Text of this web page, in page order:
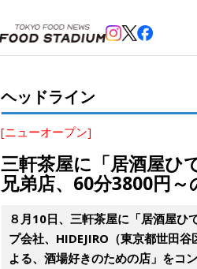
ヘッドライン
[ニューオープン]
三軒茶屋に「居酒屋ひ
兄弟店、60分3800円
８月10日、三軒茶屋に「居酒屋ひ
プ会社、HIDEJIRO（東京都世田
よる、酒場好きのための店」をコ